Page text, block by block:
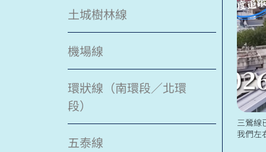
土城樹林線
機場線
環狀線（南環段／北環
段）
五泰線
三鶯線
我們左